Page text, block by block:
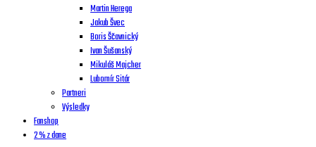
Martin Herega
Jakub Švec
Boris Ščavnický
Ivan Šušanský
Mikuláš Majcher
Lubomír Sitár
Partneri
Výsledky
Fanshop
2 % z dane